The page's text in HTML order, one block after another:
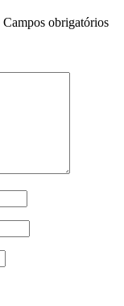
Campos obrigatórios